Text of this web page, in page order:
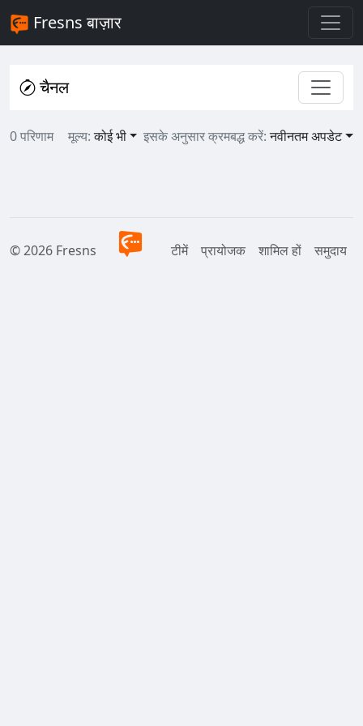
Fresns बाज़ार
चैनल
0 परिणाम मूल्य:कोई भी इसके अनुसार क्रमबद्ध करें:नवीनतम अपडेट
© 2026 Fresns टीमें प्रायोजक शामिल हों समुदाय